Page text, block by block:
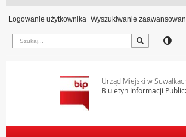
Logowanie użytkownika Wyszukiwanie
Szukaj
Urząd Miejski w
Biuletyn Informacji